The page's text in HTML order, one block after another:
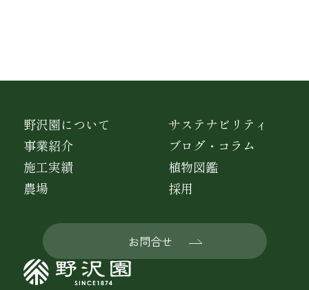
野沢園について
事業紹介
施工実績
農場
サステナビリティ
ブログ・コラム
植物図鑑
採用
お問合せ